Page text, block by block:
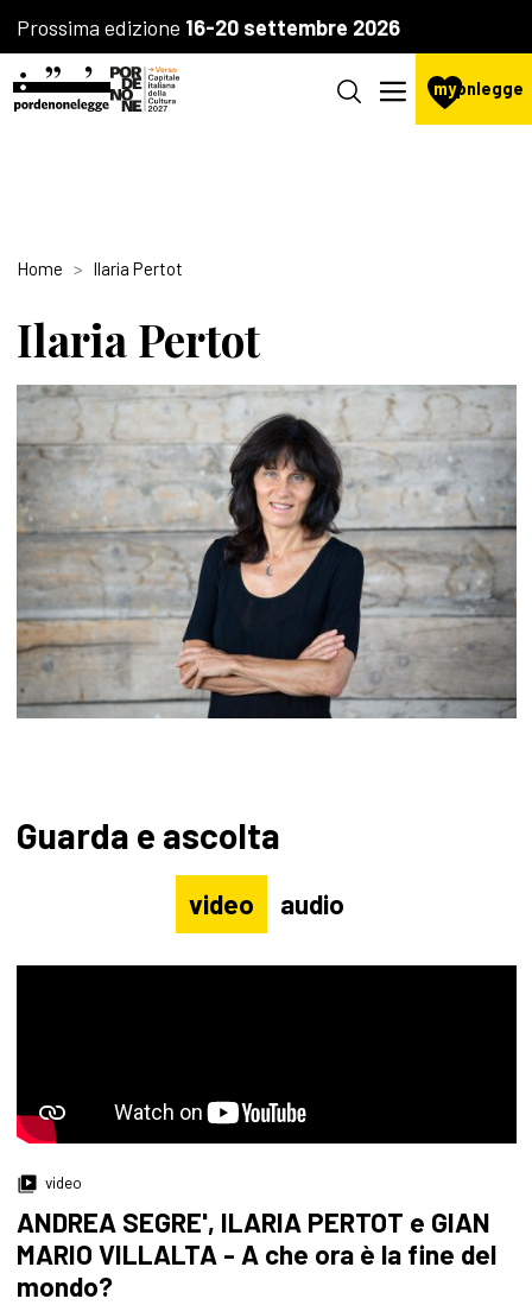
Prossima edizione 16-20 settembre 2026
mypnlegge
Home Ilaria Pertot
Ilaria Pertot
Guarda e ascolta
video audio
video
ANDREA SEGRE', ILARIA PERTOT e GIAN
MARIO VILLALTA - A che ora è la fine del
mondo?